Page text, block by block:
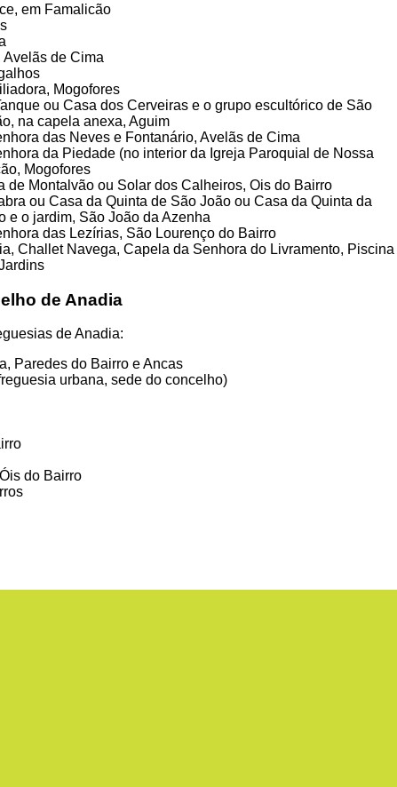
em Famalicão
Avelãs de Cima
Mogofores
ou Casa dos Cerveiras e o grupo escultórico de São
na capela anexa, Aguim
das Neves e Fontanário, Avelãs de Cima
da Piedade (no interior da Igreja Paroquial de Nossa
Mogofores
de Montalvão ou Solar dos Calheiros, Ois do Bairro
ou Casa da Quinta de São João ou Casa da Quinta da
e o jardim, São João da Azenha
das Lezírias, São Lourenço do Bairro
Challet Navega, Capela da Senhora do Livramento, Piscina
de Anadia
de Anadia:
Paredes do Bairro e Ancas
urbana, sede do concelho)
do Bairro